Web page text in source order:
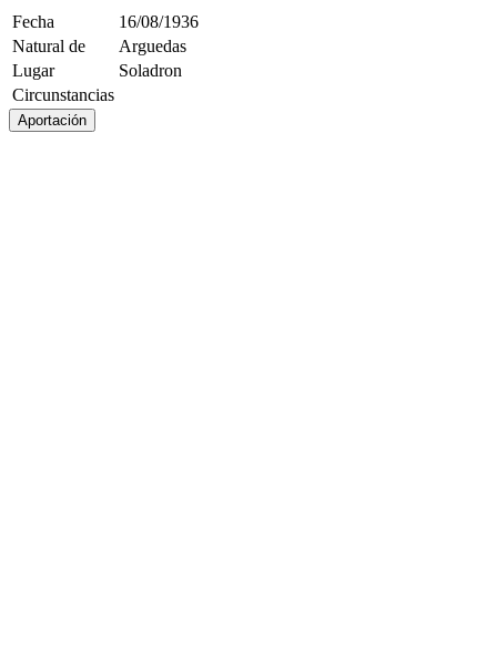
Fecha
16/08/1936
Natural de
Arguedas
Lugar
Soladron
Circunstancias